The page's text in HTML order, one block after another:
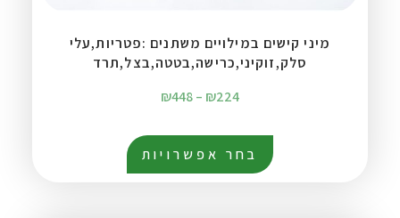
מיני קישים במילויים משתנים :פטריות,עלי
סלק,זוקיני,כרישה,בטטה,בצל,תרד
₪224
–
₪448
בחר אפשרויות